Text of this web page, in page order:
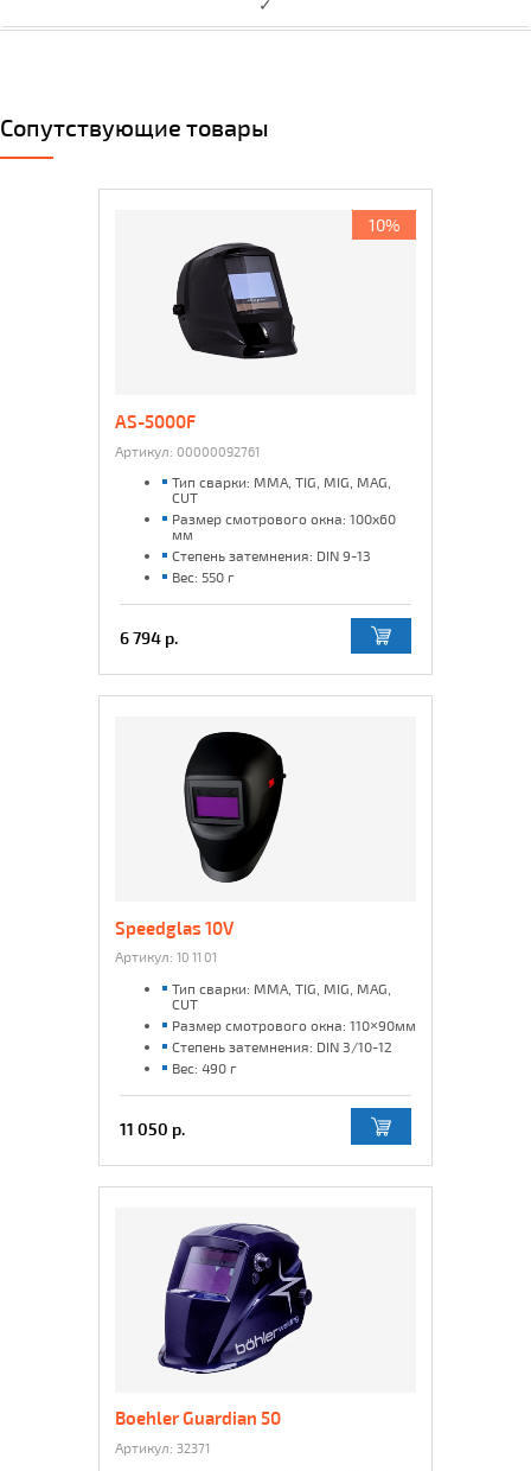
Сопутствующие товары
10%
AS-5000F
Артикул: 00000092761
Тип сварки: MMA, TIG, MIG, MAG,
CUT
Размер смотрового окна: 100х60
мм
Степень затемнения: DIN 9-13
Вес: 550 г
6 794 р.
Speedglas 10V
Артикул: 10 11 01
Тип сварки: MMA, TIG, MIG, MAG,
CUT
Размер смотрового окна: 110×90мм
Степень затемнения: DIN 3/10-12
Вес: 490 г
11 050 р.
Boehler Guardian 50
Артикул: 32371